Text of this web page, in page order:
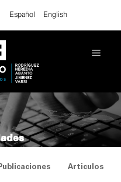
Español English
Articulos